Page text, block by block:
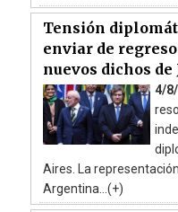
Tensión
enviar de
nuevos dichos
4/8/
Aires. La
Argentina...(+)